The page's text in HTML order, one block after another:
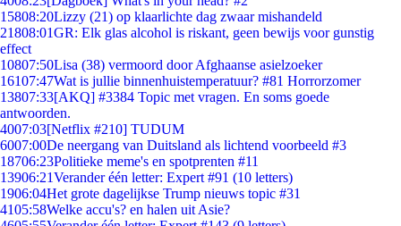
15808:20Lizzy (21) op klaarlichte dag zwaar mishandeld
21808:01GR: Elk glas alcohol is riskant, geen bewijs voor gunstig
effect
10807:50Lisa (38) vermoord door Afghaanse asielzoeker
16107:47Wat is jullie binnenhuistemperatuur? #81 Horrorzomer
13807:33[AKQ] #3384 Topic met vragen. En soms goede
antwoorden.
4007:03[Netflix #210] TUDUM
6007:00De neergang van Duitsland als lichtend voorbeeld #3
18706:23Politieke meme's en spotprenten #11
13906:21Verander één letter: Expert #91 (10 letters)
1906:04Het grote dagelijkse Trump nieuws topic #31
4105:58Welke accu's? en halen uit Asie?